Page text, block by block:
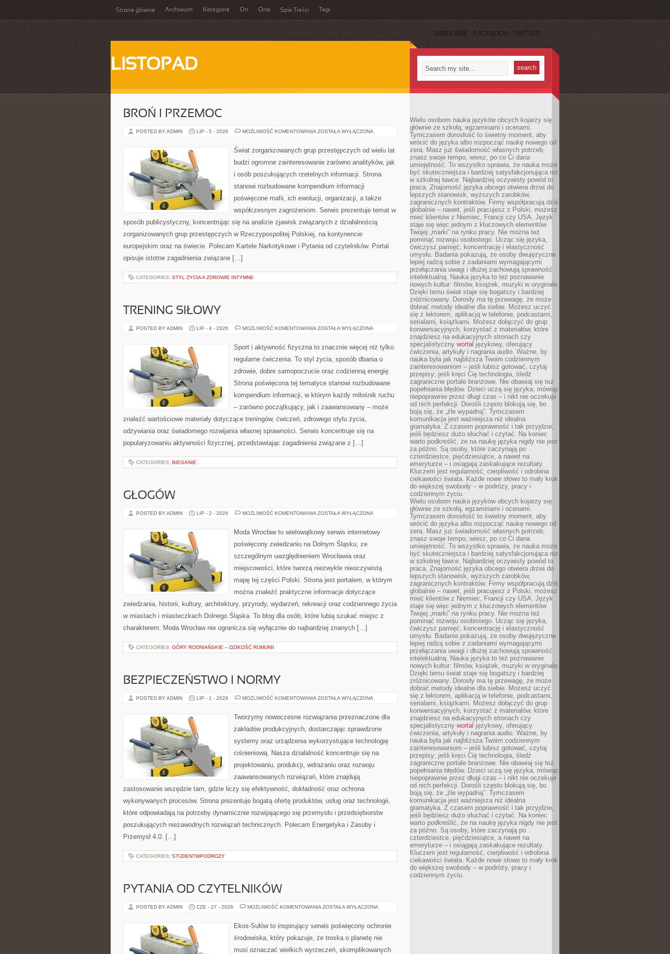
Strona główna Archiwum Kategorie On Ona Spis Treści Tagi
SUBSCRIBE FACEBOOK TWITTER
LISTOPAD
BROŃ I PRZEMOC
POSTED BY ADMIN LIP - 5 - 2026 MOŻLIWOŚĆ KOMENTOWANIA BROŃ
ZOSTAŁA WYŁĄCZONA
Świat zorganizowanych grup przestępczych od wielu lat
budzi ogromne zainteresowanie zarówno analityków, jak
i osób poszukujących rzetelnych informacji. Strona
stanowi rozbudowane kompendium informacji
poświęcone mafii, ich ewolucji, organizacji, a także
współczesnym zagrożeniom. Serwis prezentuje temat w
sposób publicystyczny, koncentrując się na analizie zjawisk związanych z działalnością
zorganizowanych grup przestępczych w Rzeczypospolitej Polskiej, na kontynencie
europejskim oraz na świecie. Polecam Kartele Narkotykowe i Pytania od czytelników. Portal
opisuje istotne zagadnienia związane […]
CATEGORIES: STYL ŻYCIA A ZDROWIE INTYMNE
TRENING SIŁOWY
POSTED BY ADMIN LIP - 4 - 2026 MOŻLIWOŚĆ KOMENTOWANIA TRENING
ZOSTAŁA WYŁĄCZONA
Sport i aktywność fizyczna to znacznie więcej niż tylko
regularne ćwiczenia. To styl życia, sposób dbania o
zdrowie, dobre samopoczucie oraz codzienną energię.
Strona poświęcona tej tematyce stanowi rozbudowane
kompendium informacji, w którym każdy miłośnik ruchu
– zarówno początkujący, jak i zaawansowany – może
znaleźć wartościowe materiały dotyczące treningów, ćwiczeń, zdrowego stylu życia,
odżywiania oraz świadomego rozwijania własnej sprawności. Serwis koncentruje się na
popularyzowaniu aktywności fizycznej, przedstawiając zagadnienia związane z […]
CATEGORIES: BIEGANIE
GŁOGÓW
POSTED BY ADMIN LIP - 2 - 2026 MOŻLIWOŚĆ KOMENTOWANIA GŁOGÓW
ZOSTAŁA WYŁĄCZONA
Moda Wrocław to wielowątkowy serwis internetowy
poświęcony zwiedzaniu na Dolnym Śląsku, ze
szczególnym uwzględnieniem Wrocławia oraz
miejscowości, które tworzą niezwykle nieoczywistą
mapę tej części Polski. Strona jest portalem, w którym
można znaleźć praktyczne informacje dotyczące
zwiedzania, historii, kultury, architektury, przyrody, wydarzeń, rekreacji oraz codziennego życia
w miastach i miasteczkach Dolnego Śląska. To blog dla osób, które lubią szukać miejsc z
charakterem. Moda Wrocław nie ogranicza się wyłącznie do najbardziej znanych […]
CATEGORIES: GÓRY RODNIAŃSKIE – DZIKOŚĆ RUMUNII
BEZPIECZEŃSTWO I NORMY
POSTED BY ADMIN LIP - 1 - 2026 MOŻLIWOŚĆ KOMENTOWANIA BEZPIECZEŃSTWO
ZOSTAŁA WYŁĄCZONA
Tworzymy nowoczesne rozwiązania przeznaczone dla
zakładów produkcyjnych, dostarczając sprawdzone
systemy oraz urządzenia wykorzystujące technologię
ciśnieniową. Nasza działalność koncentruje się na
projektowaniu, produkcji, wdrażaniu oraz rozwoju
zaawansowanych rozwiązań, które znajdują
zastosowanie wszędzie tam, gdzie liczy się efektywność, dokładność oraz ochrona
wykonywanych procesów. Strona prezentuje bogatą ofertę produktów, usług oraz technologii,
które odpowiadają na potrzeby dynamicznie rozwijającego się przemysłu i przedsiębiorstw
poszukujących niezawodnych rozwiązań technicznych. Polecam Energetyka i Zasoby i
Przemysł 4.0. […]
CATEGORIES: STUDENTWPODROZY
PYTANIA OD CZYTELNIKÓW
POSTED BY ADMIN CZE - 27 - 2026 MOŻLIWOŚĆ KOMENTOWANIA PYTANIA
ZOSTAŁA WYŁĄCZONA
Ekos-Sułów to inspirujący serwis poświęcony ochronie
środowiska, który pokazuje, że troska o planetę nie
musi oznaczać wielkich wyrzeczeń, skomplikowanych
Wielu osobom nauka języków obcych kojarzy się
głównie ze szkołą, egzaminami i ocenami.
Tymczasem dorosłość to świetny moment, aby
wrócić do języka albo rozpocząć naukę nowego od
zera. Masz już świadomość własnych potrzeb,
znasz swoje tempo, wiesz, po co Ci dana
umiejętność. To wszystko sprawia, że nauka może
być skuteczniejsza i bardziej satysfakcjonująca niż
w szkolnej ławce. Najbardziej oczywisty powód to
praca. Znajomość języka obcego otwiera drzwi do
lepszych stanowisk, wyższych zarobków,
zagranicznych kontraktów. Firmy współpracują dziś
globalnie – nawet, jeśli pracujesz z Polski, możesz
mieć klientów z Niemiec, Francji czy USA. Język
staje się więc jednym z kluczowych elementów
Twojej „marki” na rynku pracy. Nie można też
pominąć rozwoju osobistego. Ucząc się języka,
ćwiczysz pamięć, koncentrację i elastyczność
umysłu. Badania pokazują, że osoby dwujęzyczne
lepiej radzą sobie z zadaniami wymagającymi
przełączania uwagi i dłużej zachowują sprawność
intelektualną. Nauka języka to też poznawanie
nowych kultur: filmów, książek, muzyki w oryginale.
Dzięki temu świat staje się bogatszy i bardziej
zróżnicowany. Dorosły ma tę przewagę, że może
dobrać metody idealne dla siebie. Możesz uczyć
się z lektorem, aplikacją w telefonie, podcastami,
serialami, książkami. Możesz dołączyć do grup
konwersacyjnych, korzystać z materiałów, które
znajdziesz na edukacyjnych stronach czy
specjalistyczny wortal językowy, oferujący
ćwiczenia, artykuły i nagrania audio. Ważne, by
nauka była jak najbliższa Twoim codziennym
zainteresowaniom – jeśli lubisz gotować, czytaj
przepisy; jeśli kręci Cię technologia, śledź
zagraniczne portale branżowe. Nie obawiaj się też
popełniania błędów. Dzieci uczą się języka, mówiąc
niepoprawnie przez długi czas – i nikt nie oczekuje
od nich perfekcji. Dorośli często blokują się, bo
boją się, że „źle wypadną”. Tymczasem
komunikacja jest ważniejsza niż idealna
gramatyka. Z czasem poprawność i tak przyjdzie,
jeśli będziesz dużo słuchać i czytać. Na koniec
warto podkreślić, że na naukę języka nigdy nie jest
za późno. Są osoby, które zaczynają po
czterdziestce, pięćdziesiątce, a nawet na
emeryturze – i osiągają zaskakujące rezultaty.
Kluczem jest regularność, cierpliwość i odrobina
ciekawości świata. Każde nowe słowo to mały krok
do większej swobody – w podróży, pracy i
codziennym życiu.
Wielu osobom nauka języków obcych kojarzy się
głównie ze szkołą, egzaminami i ocenami.
Tymczasem dorosłość to świetny moment, aby
wrócić do języka albo rozpocząć naukę nowego od
zera. Masz już świadomość własnych potrzeb,
znasz swoje tempo, wiesz, po co Ci dana
umiejętność. To wszystko sprawia, że nauka może
być skuteczniejsza i bardziej satysfakcjonująca niż
w szkolnej ławce. Najbardziej oczywisty powód to
praca. Znajomość języka obcego otwiera drzwi do
lepszych stanowisk, wyższych zarobków,
zagranicznych kontraktów. Firmy współpracują dziś
globalnie – nawet, jeśli pracujesz z Polski, możesz
mieć klientów z Niemiec, Francji czy USA. Język
staje się więc jednym z kluczowych elementów
Twojej „marki” na rynku pracy. Nie można też
pominąć rozwoju osobistego. Ucząc się języka,
ćwiczysz pamięć, koncentrację i elastyczność
umysłu. Badania pokazują, że osoby dwujęzyczne
lepiej radzą sobie z zadaniami wymagającymi
przełączania uwagi i dłużej zachowują sprawność
intelektualną. Nauka języka to też poznawanie
nowych kultur: filmów, książek, muzyki w oryginale.
Dzięki temu świat staje się bogatszy i bardziej
zróżnicowany. Dorosły ma tę przewagę, że może
dobrać metody idealne dla siebie. Możesz uczyć
się z lektorem, aplikacją w telefonie, podcastami,
serialami, książkami. Możesz dołączyć do grup
konwersacyjnych, korzystać z materiałów, które
znajdziesz na edukacyjnych stronach czy
specjalistyczny wortal językowy, oferujący
ćwiczenia, artykuły i nagrania audio. Ważne, by
nauka była jak najbliższa Twoim codziennym
zainteresowaniom – jeśli lubisz gotować, czytaj
przepisy; jeśli kręci Cię technologia, śledź
zagraniczne portale branżowe. Nie obawiaj się też
popełniania błędów. Dzieci uczą się języka, mówiąc
niepoprawnie przez długi czas – i nikt nie oczekuje
od nich perfekcji. Dorośli często blokują się, bo
boją się, że „źle wypadną”. Tymczasem
komunikacja jest ważniejsza niż idealna
gramatyka. Z czasem poprawność i tak przyjdzie,
jeśli będziesz dużo słuchać i czytać. Na koniec
warto podkreślić, że na naukę języka nigdy nie jest
za późno. Są osoby, które zaczynają po
czterdziestce, pięćdziesiątce, a nawet na
emeryturze – i osiągają zaskakujące rezultaty.
Kluczem jest regularność, cierpliwość i odrobina
ciekawości świata. Każde nowe słowo to mały krok
do większej swobody – w podróży, pracy i
codziennym życiu.